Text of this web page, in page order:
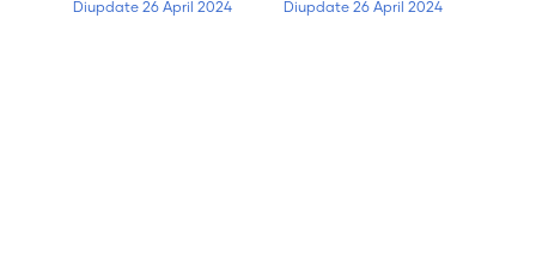
Diupdate 26 April 2024
Diupdate26 April 2024